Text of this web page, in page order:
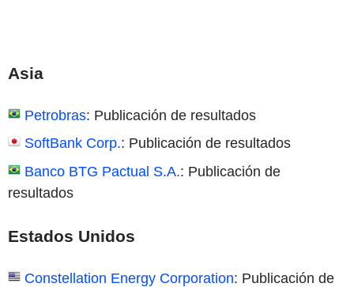
Asia
Petrobras: Publicación de resultados
SoftBank Corp.: Publicación de resultados
Banco BTG Pactual S.A.: Publicación de
resultados
Estados Unidos
Constellation Energy Corporation: Publicación de